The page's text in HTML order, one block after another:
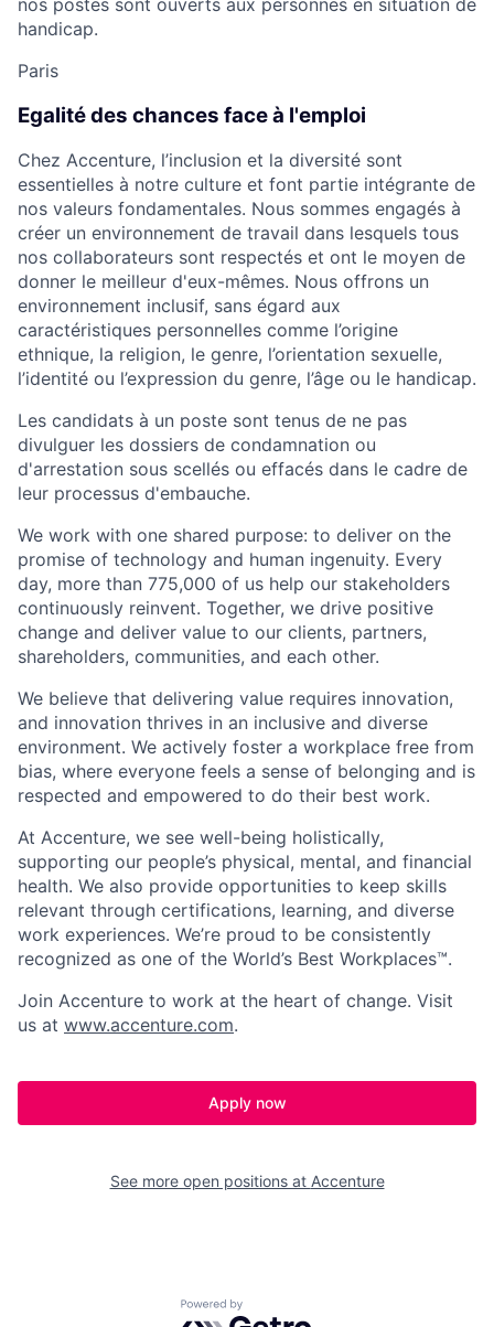
nos postes sont ouverts aux personnes en situation de
handicap.
Paris
Egalité des chances face à l'emploi
Chez Accenture, l’inclusion et la diversité sont
essentielles à notre culture et font partie intégrante de
nos valeurs fondamentales. Nous sommes engagés à
créer un environnement de travail dans lesquels tous
nos collaborateurs sont respectés et ont le moyen de
donner le meilleur d'eux-mêmes. Nous offrons un
environnement inclusif, sans égard aux
caractéristiques personnelles comme l’origine
ethnique, la religion, le genre, l’orientation sexuelle,
l’identité ou l’expression du genre, l’âge ou le handicap.
Les candidats à un poste sont tenus de ne pas
divulguer les dossiers de condamnation ou
d'arrestation sous scellés ou effacés dans le cadre de
leur processus d'embauche.
We work with one shared purpose: to deliver on the
promise of technology and human ingenuity. Every
day, more than 775,000 of us help our stakeholders
continuously reinvent. Together, we drive positive
change and deliver value to our clients, partners,
shareholders, communities, and each other.
We believe that delivering value requires innovation,
and innovation thrives in an inclusive and diverse
environment. We actively foster a workplace free from
bias, where everyone feels a sense of belonging and is
respected and empowered to do their best work.
At Accenture, we see well-being holistically,
supporting our people’s physical, mental, and financial
health. We also provide opportunities to keep skills
relevant through certifications, learning, and diverse
work experiences. We’re proud to be consistently
recognized as one of the World’s Best Workplaces™.
Join Accenture to work at the heart of change. Visit
us at www.accenture.com.
Apply now
See more open positions at Accenture
Powered by Getro.com